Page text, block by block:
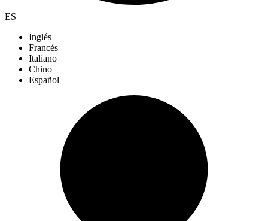
ES
Inglés
Francés
Italiano
Chino
Español